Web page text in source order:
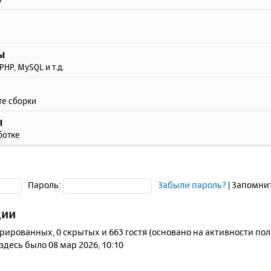
MySQL и т.д.
сборки
Пароль: Забыли пароль? |
0 скрытых и 663 гостя (основано на активности
было 08 мар 2026, 10:10